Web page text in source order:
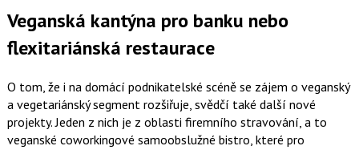
Veganská kantýna pro banku nebo
flexitariánská restaurace
O tom, že i na domácí podnikatelské scéně se zájem o veganský
a vegetariánský segment rozšiřuje, svědčí také další nové
projekty. Jeden z nich je z oblasti firemního stravování, a to
veganské coworkingové samoobslužné bistro, které pro